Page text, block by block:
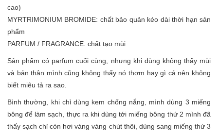
cao)
MYRTRIMONIUM BROMIDE: chất bảo quản kéo dài thời hạn sản
phẩm
PARFUM / FRAGRANCE: chất tạo mùi
Sản phẩm có parfum cuối cùng, nhưng khi dùng không thấy mùi
và bản thân mình cũng không thấy nó thơm hay gì cả nên không
biết miêu tả ra sao.
Bình thường, khi chỉ dùng kem chống nắng, mình dùng 3 miếng
bông để làm sạch, thực ra khi dùng tới miếng bông thứ 2 mình đã
thấy sạch chỉ còn hơi vàng vàng chút thôi, dùng sang miếng thứ 3